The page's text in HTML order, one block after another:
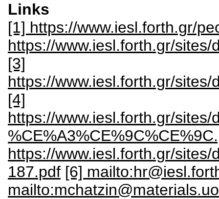
Links
[1] https://www.iesl.forth.gr/
https://www.iesl.forth.gr/
[3]
https://www.iesl.forth.gr/
[4]
https://www.iesl.forth.gr/
https://www.iesl.forth.gr/
187.pdf [6]